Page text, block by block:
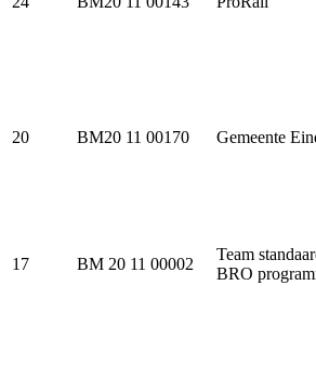
20 BM20 11 00170 Gemeente
17 BM 20 11 00002
Team
BRO